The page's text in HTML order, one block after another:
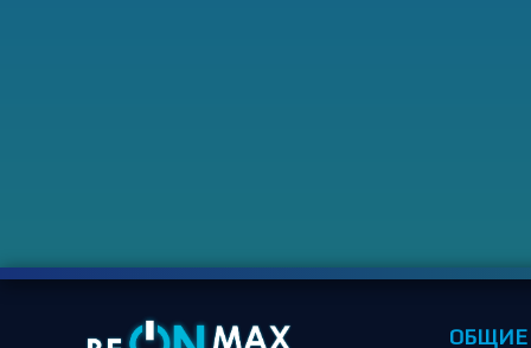
ОБЩИЕ